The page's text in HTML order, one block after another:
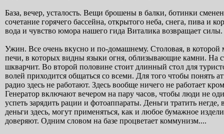
База, вечер, усталость. Вещи брошены в балки, ботинки
сочетание горячего бассейна, открытого неба, снега, пива
вода и чувство юмора нашего гида Виталика возвращает силы.
Ужин. Все очень вкусно и по-домашнему. Столовая, в которой
печи, в которых видны языки огня, облизывающие камни. На
шкварчит. Во второй половине стоит длинный стол для
волей приходится общаться со всеми. Для того чтобы понять
радио здесь не работают. Здесь вообще ничего не работает
Генератор включают вечером на пару часов, чтобы люди не
успеть зарядить рации и фотоаппараты. Деньги тратить
деньги здесь, могут применяться, как и любое бумажное
доверяют. Одним словом на базе процветает коммунизм....